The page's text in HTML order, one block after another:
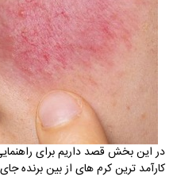
در این بخش قصد داریم برای
کارآمد ترین کرم های از بین برنده